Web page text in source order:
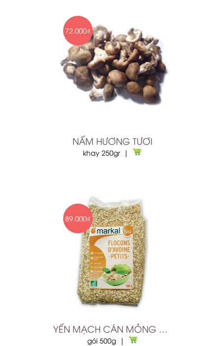
72.000₫
NẤM HƯƠNG TƯƠI
khay 250gr |
89.000₫
YẾN MẠCH CÁN MỎNG HỮU CƠ
gói 500g |